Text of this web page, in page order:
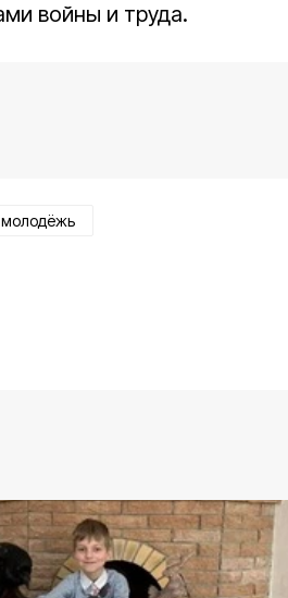
войны и труда.
молодёжь